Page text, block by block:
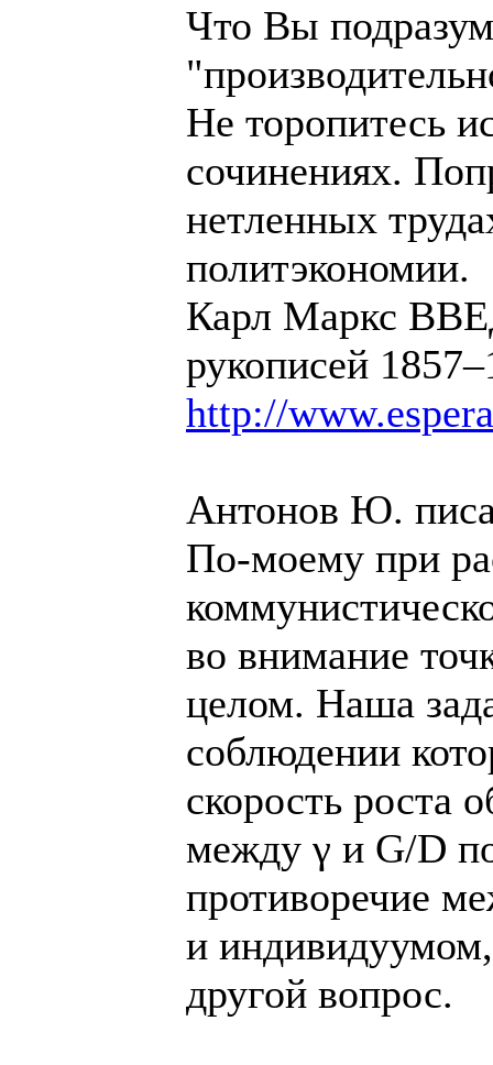
Что Вы
Не торопитесь
сочинениях.
нетленных
политэкономии.
Карл Маркс
рукописей
http://
Антонов Ю.
По-моему при
во внимание
целом. Наша
соблюдении
скорость роста
между γ и G/D
противоречие
и индивидуумом,
другой вопрос.